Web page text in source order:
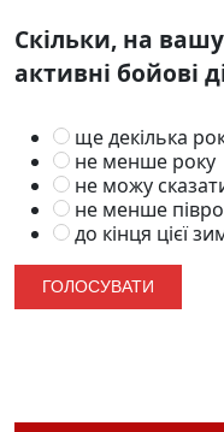
Скільки, на
активні бойові
ще декілька
не менше року
не можу
не менше
до кінця цієї